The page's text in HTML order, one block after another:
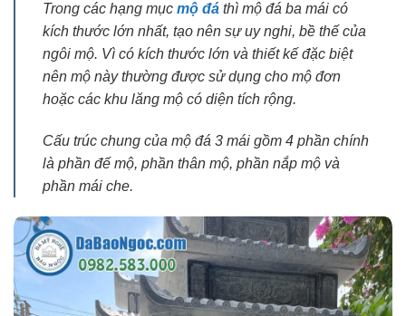
Trong các hạng mục mộ đá thì mộ đá ba mái có
kích thước lớn nhất, tạo nên sự uy nghi, bề thế của
ngôi mộ. Vì có kích thước lớn và thiết kế đặc biệt
nên mộ này thường được sử dụng cho mộ đơn
hoặc các khu lăng mộ có diện tích rộng.
Cấu trúc chung của mộ đá 3 mái gồm 4 phần chính
là phần đế mộ, phần thân mộ, phần nắp mộ và
phần mái che.